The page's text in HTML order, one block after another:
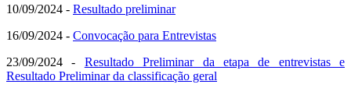
10/09/2024 - Resultado preliminar
16/09/2024 - Convocação para Entrevistas
23/09/2024 - Resultado Preliminar da etapa de entrevistas e
Resultado Preliminar da classificação geral